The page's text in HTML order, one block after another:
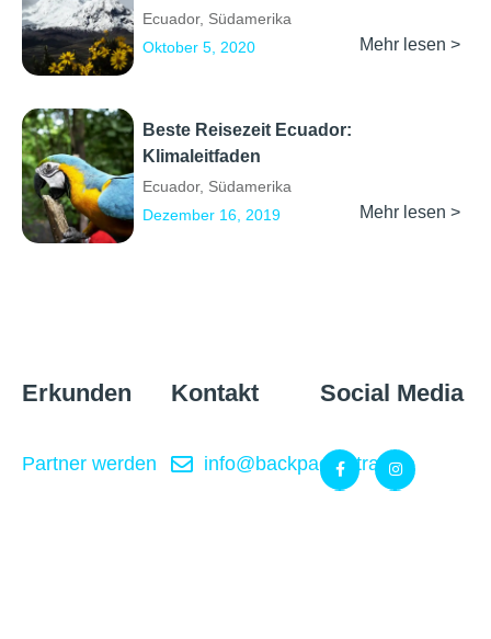
Ecuador, Südamerika
Oktober 5, 2020
Mehr lesen >
Beste Reisezeit Ecuador:
Klimaleitfaden
Ecuador, Südamerika
Dezember 16, 2019
Mehr lesen >
Erkunden
Partner werden
Kontakt
info@backpackertrail.de
Social Media